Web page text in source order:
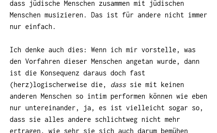
dass jüdische Menschen zusammen mit jüdischen
Menschen musizieren. Das ist für andere nicht immer
nur einfach.
Ich denke auch dies: Wenn ich mir vorstelle, was
den Vorfahren dieser Menschen angetan wurde, dann
ist die Konsequenz daraus doch fast
(herz)logischerweise die, dass sie mit keinen
anderen Menschen so intim performen können wie eben
nur untereinander, ja, es ist vielleicht sogar so,
dass sie alles andere schlichtweg nicht mehr
ertragen, wie sehr sie sich auch darum bemühen